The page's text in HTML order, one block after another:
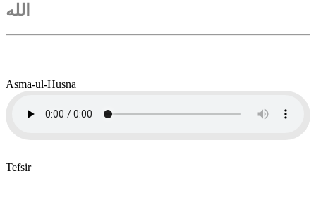
الله
Asma-ul-Husna
Tefsir